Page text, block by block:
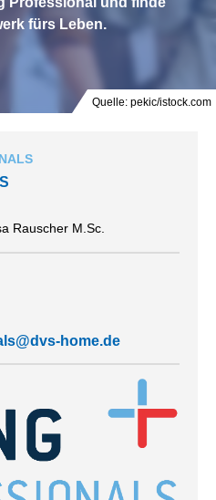
Quelle: pekic/istock.com
fürs Leben.
Rauscher M.Sc.
home.de